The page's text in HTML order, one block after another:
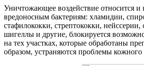
Уничтожающее воздействие относится и
вредоносным бактериям: хламидии,
стафилококки, стрептококки, нейссерии,
шигеллы и другие, блокируется
на тех участках, которые обработаны
образом, устраняются проблемы кожного